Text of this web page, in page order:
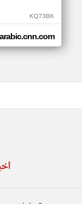
KQ73BK
arabic.cnn.com